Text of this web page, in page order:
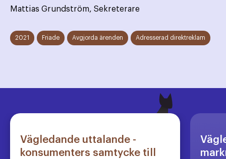
Mattias Grundström, Sekreterare
2021 Friade Avgjorda ärenden Adresserad direktreklam
Vägledande uttalande -
konsumenters samtycke till